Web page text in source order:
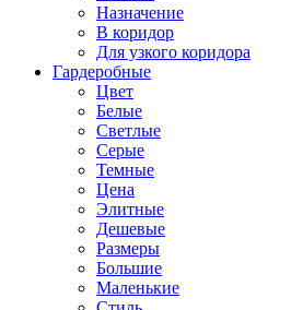
Назначение
В коридор
Для узкого коридора
Гардеробные
Цвет
Белые
Светлые
Серые
Темные
Цена
Элитные
Дешевые
Размеры
Большие
Маленькие